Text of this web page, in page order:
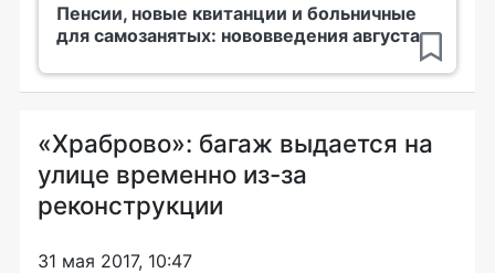
Пенсии, новые квитанции и больничные
для самозанятых: нововведения августа
«Храброво»: багаж выдается на
улице временно из-за
реконструкции
31 мая 2017, 10:47